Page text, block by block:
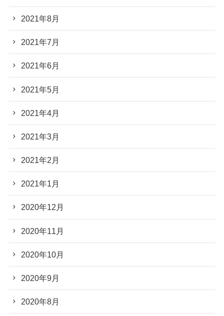
2021年8月
2021年7月
2021年6月
2021年5月
2021年4月
2021年3月
2021年2月
2021年1月
2020年12月
2020年11月
2020年10月
2020年9月
2020年8月